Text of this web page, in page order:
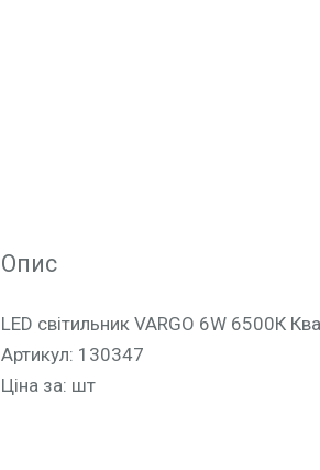
Опис
LED світильник VARGO 6W 6500К
Артикул: 130347
Ціна за: шт